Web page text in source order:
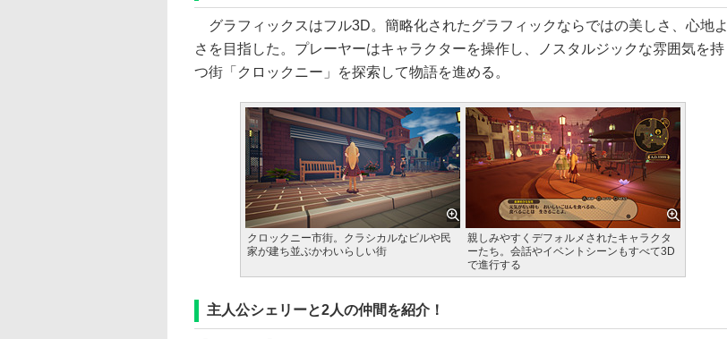
グラフィックスはフル3D。簡略化されたグラフィックならではの美しさ、心地よ
さを目指した。プレーヤーはキャラクターを操作し、ノスタルジックな雰囲気を持
つ街「クロックニー」を探索して物語を進める。
クロックニー市街。クラシカルなビルや民
家が建ち並ぶかわいらしい街
親しみやすくデフォルメされたキャラクタ
ーたち。会話やイベントシーンもすべて3D
で進行する
主人公シェリーと2人の仲間を紹介！